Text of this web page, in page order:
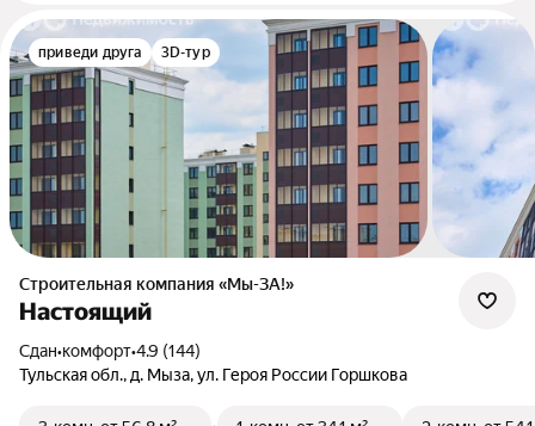
приведи друга 3D-тур
Строительная компания «Мы-ЗА!»
Настоящий
Сдан•комфорт•4.9 (144)
Тульская обл., д. Мыза, ул. Героя России Горшкова